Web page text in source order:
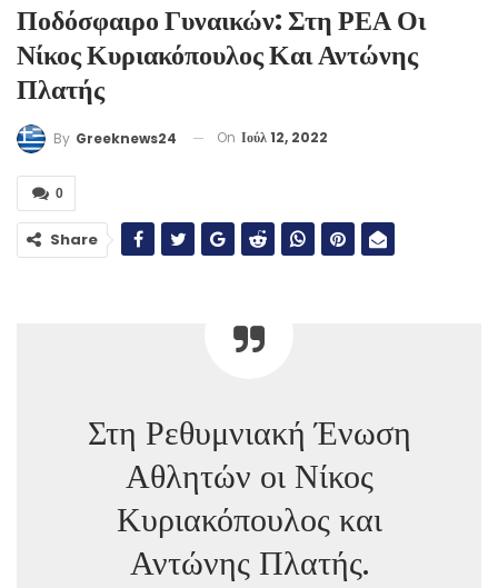
Ποδόσφαιρο Γυναικών: Στη ΡΕΑ Οι
Νίκος Κυριακόπουλος Και Αντώνης
Πλατής
By Greeknews24 On Ιούλ 12, 2022
0
Share
Στη Ρεθυμνιακή Ένωση
Αθλητών οι Νίκος
Κυριακόπουλος και
Αντώνης Πλατής.